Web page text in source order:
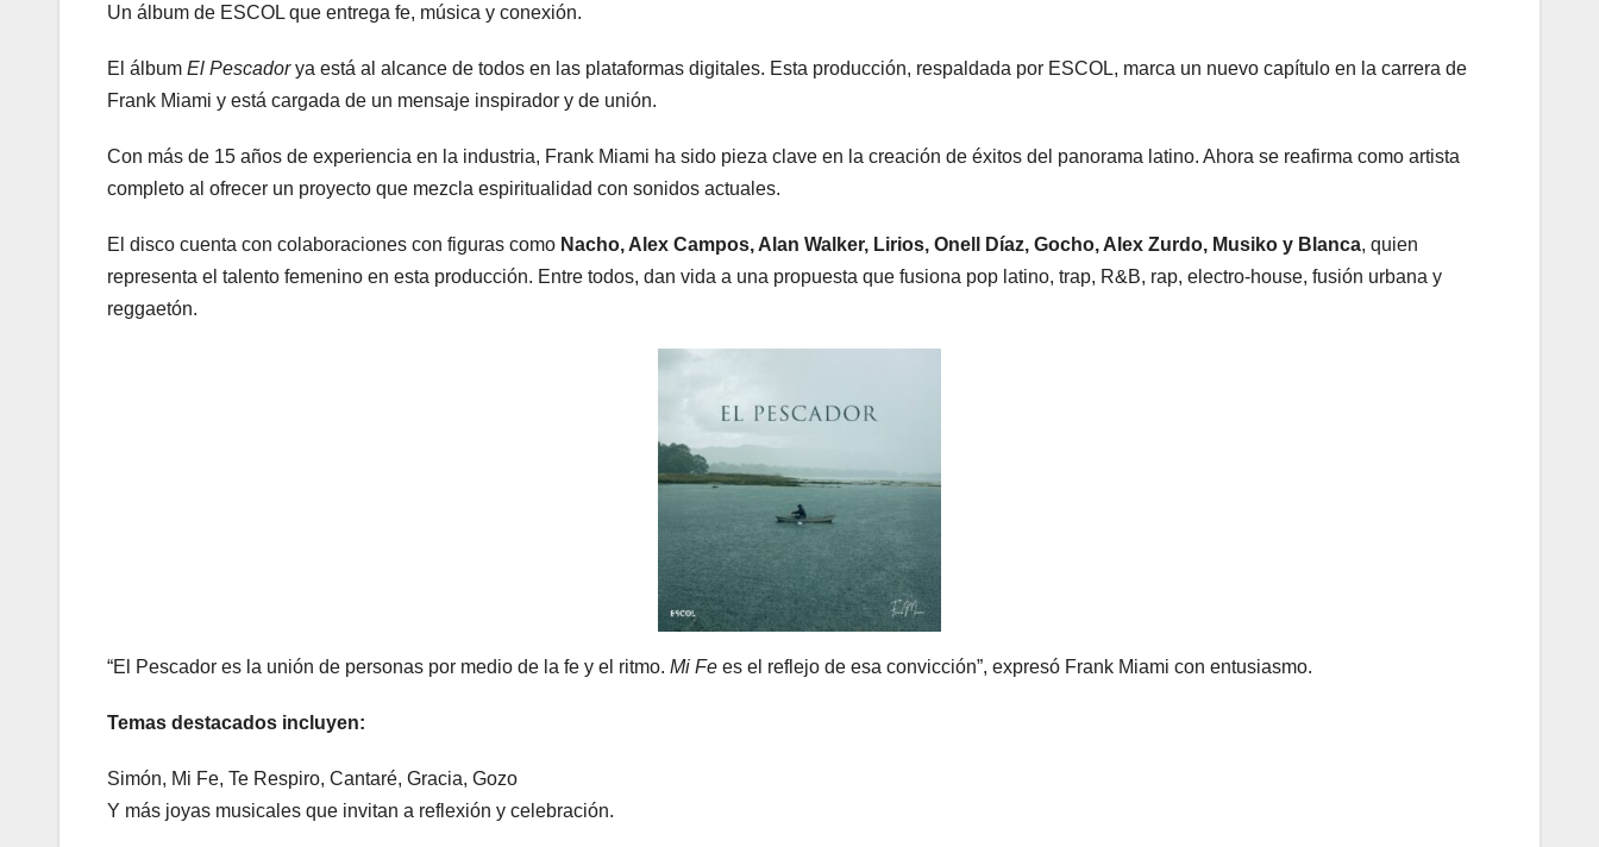
Un álbum de ESCOL que entrega fe, música y conexión.
El álbum El Pescadorya está al alcance de todos en las plataformas digitales. Esta producción, respaldada por ESCOL, marca un nuevo capítulo en la carrera de
Frank Miami y está cargada de un mensaje inspirador y de unión.
Con más de 15 años de experiencia en la industria, Frank Miami ha sido pieza clave en la creación de éxitos del panorama latino. Ahora se reafirma como artista
completo al ofrecer un proyecto que mezcla espiritualidad con sonidos actuales.
El disco cuenta con colaboraciones con figuras como Nacho, Alex Campos, Alan Walker, Lirios, Onell Díaz, Gocho, Alex Zurdo, Musiko y Blanca, quien
representa el talento femenino en esta producción. Entre todos, dan vida a una propuesta que fusiona pop latino, trap, R&B, rap, electro-house, fusión urbana y
reggaetón.
“El Pescador es la unión de personas por medio de la fe y el ritmo. Mi Fe es el reflejo de esa convicción”, expresó Frank Miami con entusiasmo.
Temas destacados incluyen:
Simón, Mi Fe, Te Respiro, Cantaré, Gracia, Gozo
Y más joyas musicales que invitan a reflexión y celebración.